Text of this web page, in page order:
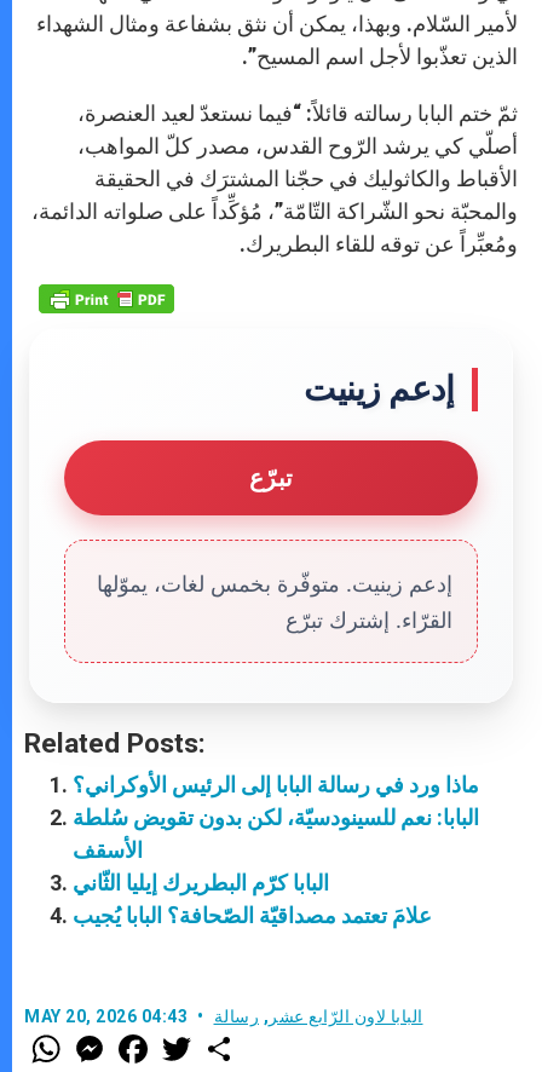
لأمير السّلام. وبهذا، يمكن أن نثق بشفاعة ومثال الشهداء
الذين تعذّبوا لأجل اسم المسيح”.
ثمّ ختم البابا رسالته قائلاً: “فيما نستعدّ لعيد العنصرة،
أصلّي كي يرشد الرّوح القدس، مصدر كلّ المواهب،
الأقباط والكاثوليك في حجّنا المشترَك في الحقيقة
والمحبّة نحو الشّراكة التّامّة”، مُؤكِّداً على صلواته الدائمة،
ومُعبِّراً عن توقه للقاء البطريرك.
إدعم زينيت
تبرّع
إدعم زينيت. متوفّرة بخمس لغات، يموّلها
القرّاء. إشترك تبرّع
Related Posts:
ماذا ورد في رسالة البابا إلى الرئيس الأوكراني؟
البابا: نعم للسينودسيّة، لكن بدون تقويض سُلطة
الأسقف
البابا كرّم البطريرك إيليا الثّاني
علامَ تعتمد مصداقيّة الصّحافة؟ البابا يُجيب
MAY 20, 2026 04:43 البابا لاون الرّابع عشر , رسالة
W
h
M
e
F
a w